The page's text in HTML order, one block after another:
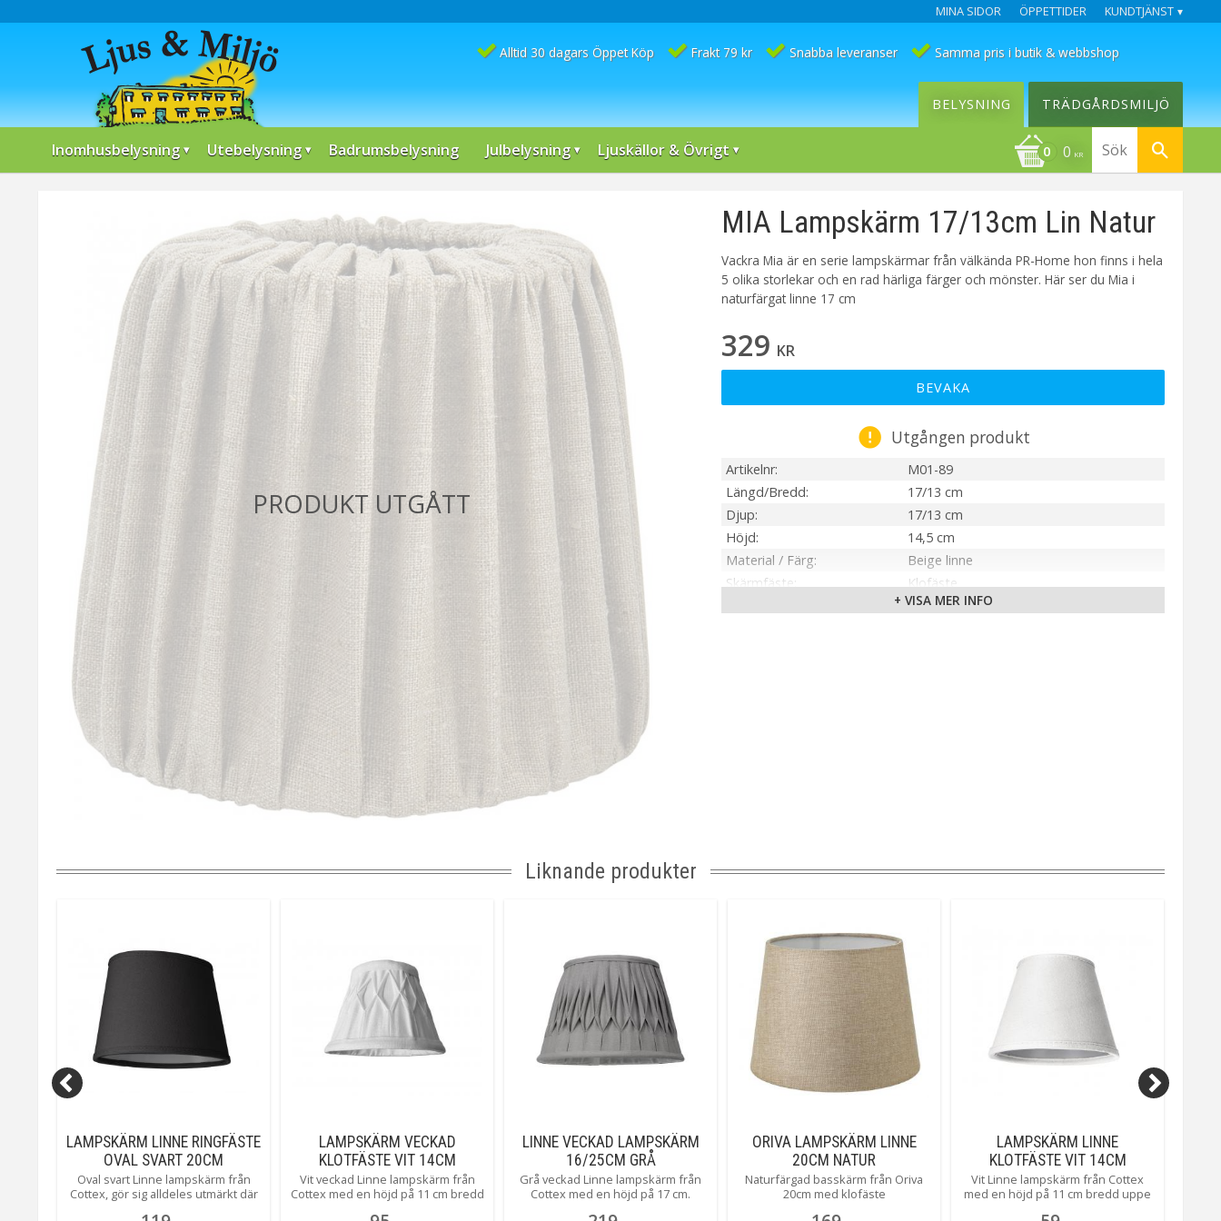
MINA SIDOR ÖPPETTIDER KUNDTJÄNST
Alltid 30 dagars Öppet Köp Frakt 79 kr Snabba leveranser Samma pris i butik & webbshop
Inomhusbelysning Utebelysning Badrumsbelysning Julbelysning Ljuskällor & Övrigt 0 KR
BELYSNING TRÄDGÅRDSMILJÖ
MIA Lampskärm 17/13cm Lin Natur
Vackra Mia är en serie lampskärmar från välkända PR-Home hon finns i hela
5 olika storlekar och en rad härliga färger och mönster. Här ser du Mia i
naturfärgat linne 17 cm
329 KR
BEVAKA
Utgången produkt
Artikelnr
M01-89
Längd/Bredd
17/13 cm
Djup
17/13 cm
Höjd
14,5 cm
Material / Färg
Beige linne
Skärmfäste
Klofäste
Inomhus
+ VISA MER INFO
Liknande produkter
LAMPSKÄRM LINNE RINGFÄSTE
OVAL SVART 20CM
Oval svart Linne lampskärm från
Cottex, gör sig alldeles utmärkt där
LAMPSKÄRM VECKAD
KLOTFÄSTE VIT 14CM
Vit veckad Linne lampskärm från
Cottex med en höjd på 11 cm bredd
LINNE VECKAD LAMPSKÄRM
16/25CM GRÅ
Grå veckad Linne lampskärm från
Cottex med en höjd på 17 cm.
ORIVA LAMPSKÄRM LINNE
20CM NATUR
Naturfärgad basskärm från Oriva
20cm med klofäste
LAMPSKÄRM LINNE
KLOTFÄSTE VIT 14CM
Vit Linne lampskärm från Cottex
med en höjd på 11 cm bredd uppe